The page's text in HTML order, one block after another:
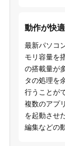
動作が快
最新パソコ
モリ容量を
の搭載量が
タの処理を
行うことが
複数のアプ
を起動させ
編集などの